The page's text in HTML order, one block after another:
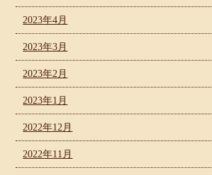
2023年4月
2023年3月
2023年2月
2023年1月
2022年12月
2022年11月